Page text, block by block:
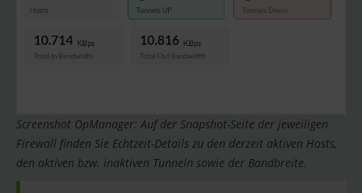
Screenshot OpManager: Auf der Snapshot-Seite der jeweiligen
Firewall finden Sie Echtzeit-Details zu den derzeit aktiven Hosts,
den aktiven bzw. inaktiven Tunneln sowie der Bandbreite.